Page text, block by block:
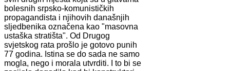
bolesnih srpsko-komunističkih
propagandista i njihovih današnjih
sljedbenika označena kao "masovna
ustaška stratišta". Od Drugog
svjetskog rata prošlo je gotovo punih
77 godina. Istina se do sada ne samo
mogla, nego i morala utvrditi. I to bi se